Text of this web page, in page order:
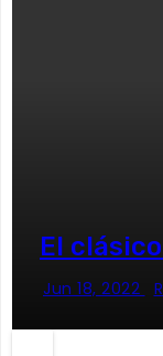
El
Jun 18, 2022